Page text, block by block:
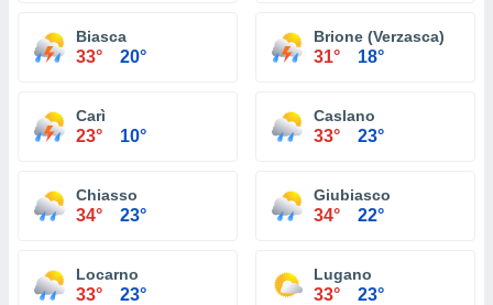
Biasca
33° 20°
Brione (Verzasca)
31° 18°
Carì
23° 10°
Caslano
33° 23°
Chiasso
34° 23°
Giubiasco
34° 22°
Locarno
33° 23°
Lugano
33° 23°